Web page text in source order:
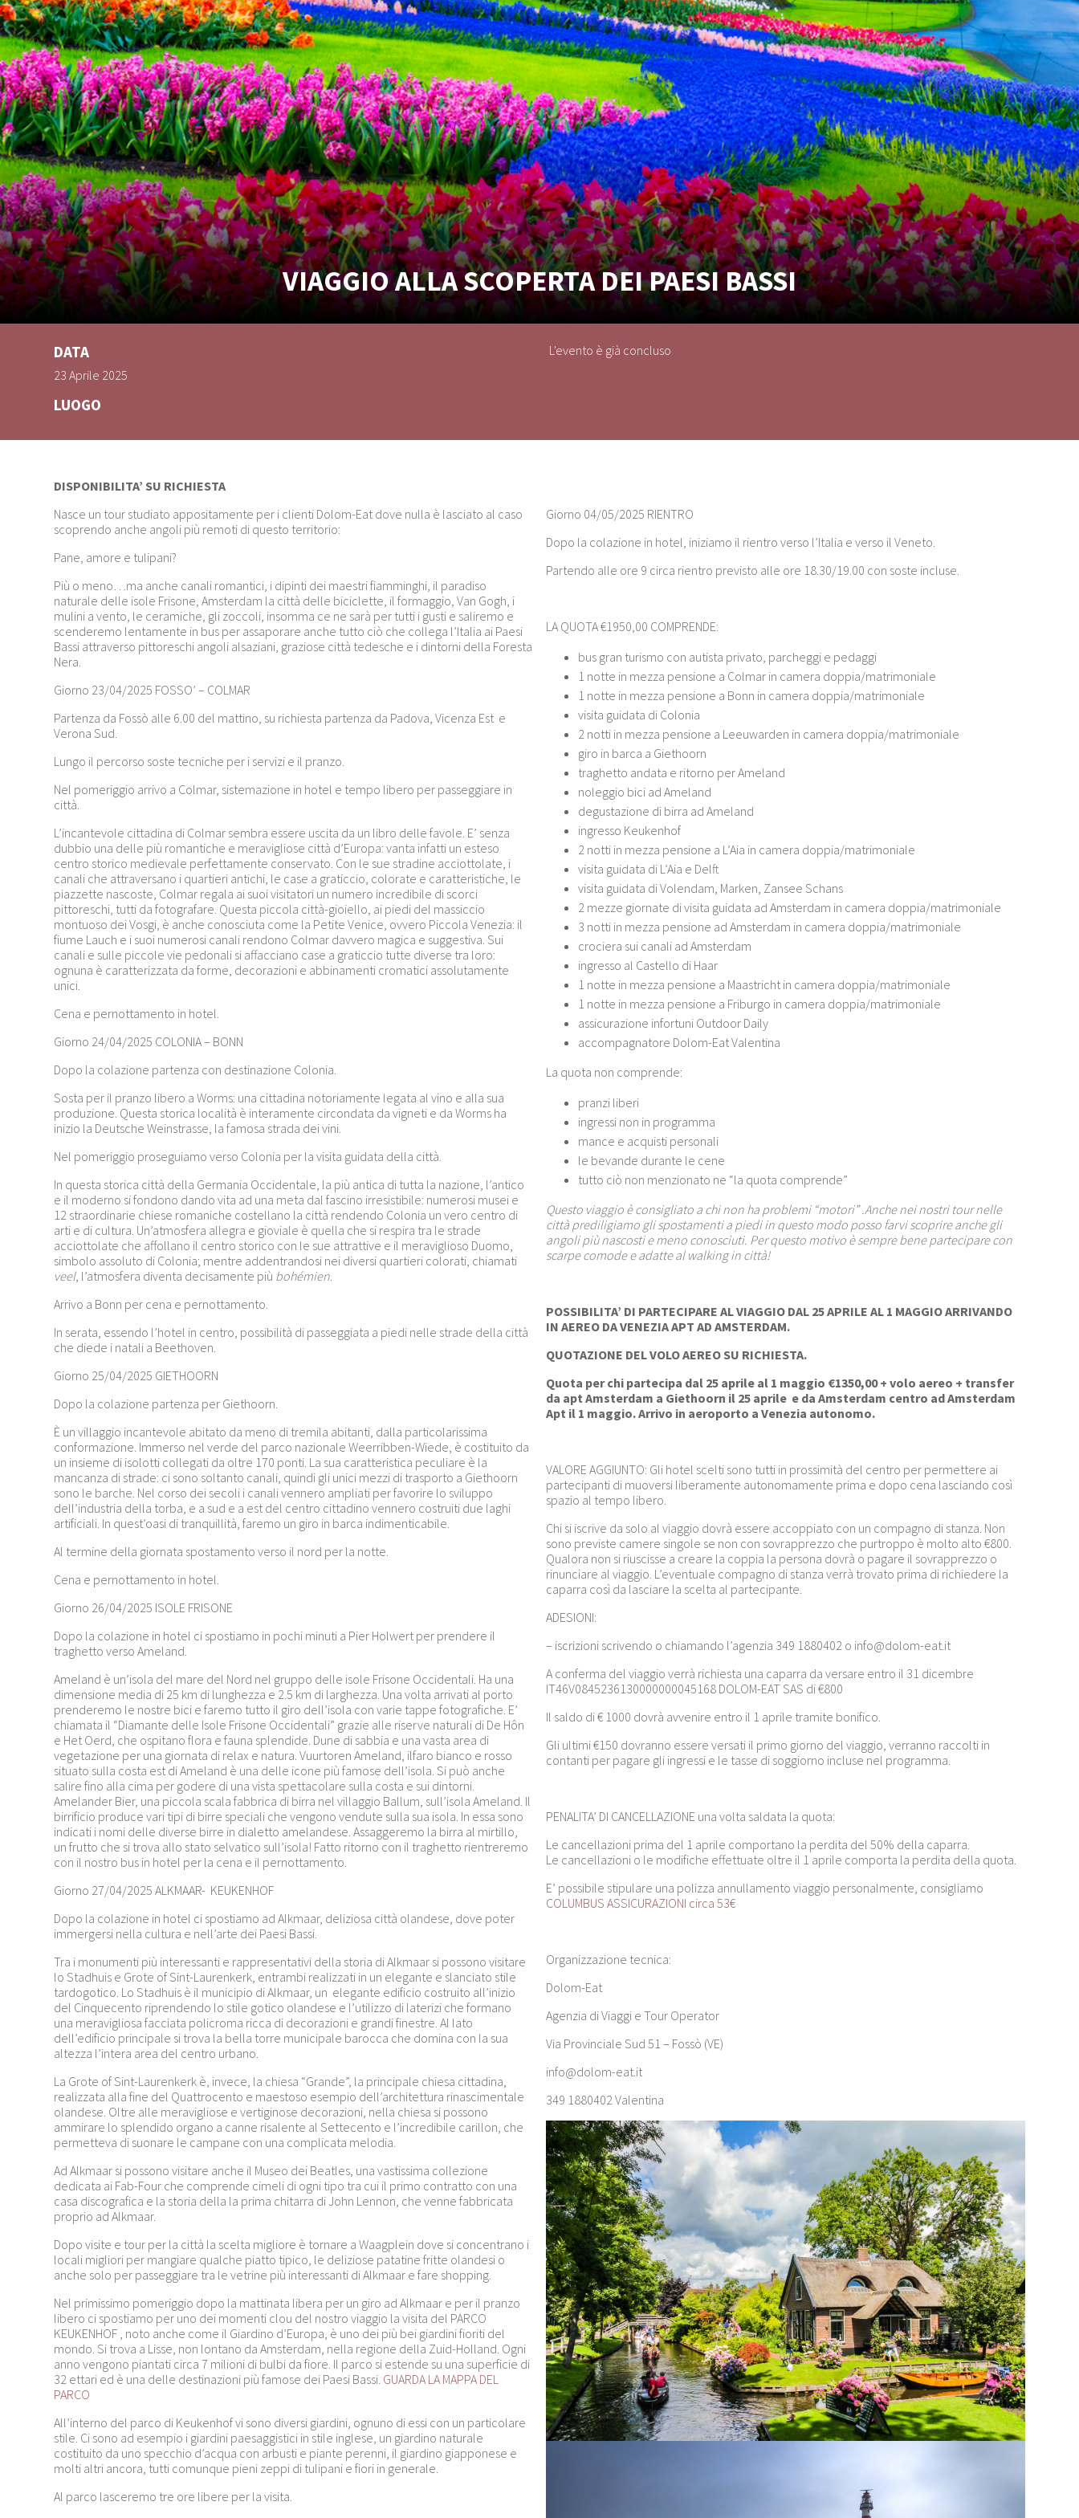
VIAGGIO ALLA SCOPERTA DEI PAESI BASSI
DATA
23 Aprile 2025
LUOGO
L'evento è già concluso
DISPONIBILITA’ SU RICHIESTA
Nasce un tour studiato appositamente per i clienti Dolom-Eat dove nulla è lasciato al caso
scoprendo anche angoli più remoti di questo territorio:
Pane, amore e tulipani?
Più o meno…ma anche canali romantici, i dipinti dei maestri fiamminghi, il paradiso
naturale delle isole Frisone, Amsterdam la città delle biciclette, il formaggio, Van Gogh, i
mulini a vento, le ceramiche, gli zoccoli, insomma ce ne sarà per tutti i gusti e saliremo e
scenderemo lentamente in bus per assaporare anche tutto ciò che collega l’Italia ai Paesi
Bassi attraverso pittoreschi angoli alsaziani, graziose città tedesche e i dintorni della Foresta
Nera.
Giorno 23/04/2025 FOSSO’ – COLMAR
Partenza da Fossò alle 6.00 del mattino, su richiesta partenza da Padova, Vicenza Est e
Verona Sud.
Lungo il percorso soste tecniche per i servizi e il pranzo.
Nel pomeriggio arrivo a Colmar, sistemazione in hotel e tempo libero per passeggiare in
città.
L’incantevole cittadina di Colmar sembra essere uscita da un libro delle favole. E’ senza
dubbio una delle più romantiche e meravigliose città d’Europa: vanta infatti un esteso
centro storico medievale perfettamente conservato. Con le sue stradine acciottolate, i
canali che attraversano i quartieri antichi, le case a graticcio, colorate e caratteristiche, le
piazzette nascoste, Colmar regala ai suoi visitatori un numero incredibile di scorci
pittoreschi, tutti da fotografare. Questa piccola città-gioiello, ai piedi del massiccio
montuoso dei Vosgi, è anche conosciuta come la Petite Venice, ovvero Piccola Venezia: il
fiume Lauch e i suoi numerosi canali rendono Colmar davvero magica e suggestiva. Sui
canali e sulle piccole vie pedonali si affacciano case a graticcio tutte diverse tra loro:
ognuna è caratterizzata da forme, decorazioni e abbinamenti cromatici assolutamente
unici.
Cena e pernottamento in hotel.
Giorno 24/04/2025 COLONIA – BONN
Dopo la colazione partenza con destinazione Colonia.
Sosta per il pranzo libero a Worms: una cittadina notoriamente legata al vino e alla sua
produzione. Questa storica località è interamente circondata da vigneti e da Worms ha
inizio la Deutsche Weinstrasse, la famosa strada dei vini.
Nel pomeriggio proseguiamo verso Colonia per la visita guidata della città.
In questa storica città della Germania Occidentale, la più antica di tutta la nazione, l’antico
e il moderno si fondono dando vita ad una meta dal fascino irresistibile: numerosi musei e
12 straordinarie chiese romaniche costellano la città rendendo Colonia un vero centro di
arti e di cultura. Un’atmosfera allegra e gioviale è quella che si respira tra le strade
acciottolate che affollano il centro storico con le sue attrattive e il meraviglioso Duomo,
simbolo assoluto di Colonia; mentre addentrandosi nei diversi quartieri colorati, chiamati
veel, l’atmosfera diventa decisamente più bohémien.
Arrivo a Bonn per cena e pernottamento.
In serata, essendo l’hotel in centro, possibilità di passeggiata a piedi nelle strade della città
che diede i natali a Beethoven.
Giorno 25/04/2025 GIETHOORN
Dopo la colazione partenza per Giethoorn.
È un villaggio incantevole abitato da meno di tremila abitanti, dalla particolarissima
conformazione. Immerso nel verde del parco nazionale Weerribben-Wiede, è costituito da
un insieme di isolotti collegati da oltre 170 ponti. La sua caratteristica peculiare è la
mancanza di strade: ci sono soltanto canali, quindi gli unici mezzi di trasporto a Giethoorn
sono le barche. Nel corso dei secoli i canali vennero ampliati per favorire lo sviluppo
dell’industria della torba, e a sud e a est del centro cittadino vennero costruiti due laghi
artificiali. In quest’oasi di tranquillità, faremo un giro in barca indimenticabile.
Al termine della giornata spostamento verso il nord per la notte.
Cena e pernottamento in hotel.
Giorno 26/04/2025 ISOLE FRISONE
Dopo la colazione in hotel ci spostiamo in pochi minuti a Pier Holwert per prendere il
traghetto verso Ameland.
Ameland è un’isola del mare del Nord nel gruppo delle isole Frisone Occidentali. Ha una
dimensione media di 25 km di lunghezza e 2.5 km di larghezza. Una volta arrivati al porto
prenderemo le nostre bici e faremo tutto il giro dell’isola con varie tappe fotografiche. E’
chiamata il “Diamante delle Isole Frisone Occidentali” grazie alle riserve naturali di De Hôn
e Het Oerd, che ospitano flora e fauna splendide. Dune di sabbia e una vasta area di
vegetazione per una giornata di relax e natura. Vuurtoren Ameland, ilfaro bianco e rosso
situato sulla costa est di Ameland è una delle icone più famose dell’isola. Si può anche
salire fino alla cima per godere di una vista spettacolare sulla costa e sui dintorni.
Amelander Bier, una piccola scala fabbrica di birra nel villaggio Ballum, sull’isola Ameland. Il
birrificio produce vari tipi di birre speciali che vengono vendute sulla sua isola. In essa sono
indicati i nomi delle diverse birre in dialetto amelandese. Assaggeremo la birra al mirtillo,
un frutto che si trova allo stato selvatico sull’isola! Fatto ritorno con il traghetto rientreremo
con il nostro bus in hotel per la cena e il pernottamento.
Giorno 27/04/2025 ALKMAAR- KEUKENHOF
Dopo la colazione in hotel ci spostiamo ad Alkmaar, deliziosa città olandese, dove poter
immergersi nella cultura e nell’arte dei Paesi Bassi.
Tra i monumenti più interessanti e rappresentativi della storia di Alkmaar si possono visitare
lo Stadhuis e Grote of Sint-Laurenkerk, entrambi realizzati in un elegante e slanciato stile
tardogotico. LoStadhuis è il municipio di Alkmaar, un elegante edificio costruito all’inizio
del Cinquecento riprendendo lo stile gotico olandese e l’utilizzo di laterizi che formano
una meravigliosa facciata policroma ricca di decorazioni e grandi finestre. Al lato
dell’edificio principale si trova la bella torre municipale barocca che domina con la sua
altezza l’intera area del centro urbano.
La Grote of Sint-Laurenkerk è, invece, la chiesa “Grande”, la principale chiesa cittadina,
realizzata alla fine del Quattrocento e maestoso esempio dell’architettura rinascimentale
olandese. Oltre alle meravigliose e vertiginose decorazioni, nella chiesa si possono
ammirare lo splendido organo a canne risalente al Settecento e l’incredibile carillon, che
permetteva di suonare le campane con una complicata melodia.
Ad Alkmaar si possono visitare anche il Museo dei Beatles, una vastissima collezione
dedicata ai Fab-Four che comprende cimeli di ogni tipo tra cui il primo contratto con una
casa discografica e la storia della la prima chitarra di John Lennon, che venne fabbricata
proprio ad Alkmaar.
Dopo visite e tour per la città la scelta migliore è tornare a Waagplein dove si concentrano i
locali migliori per mangiare qualche piatto tipico, le deliziose patatine fritte olandesi o
anche solo per passeggiare tra le vetrine più interessanti di Alkmaar e fare shopping.
Nel primissimo pomeriggio dopo la mattinata libera per un giro ad Alkmaar e per il pranzo
libero ci spostiamo per uno dei momenti clou del nostro viaggio la visita del PARCO
KEUKENHOF , noto anche come il Giardino d’Europa, è uno dei più bei giardini fioriti del
mondo. Si trova a Lisse, non lontano da Amsterdam, nella regione della Zuid-Holland. Ogni
anno vengono piantati circa 7 milioni di bulbi da fiore. Il parco si estende su una superficie di
32 ettari ed è una delle destinazioni più famose dei Paesi Bassi. GUARDA LA MAPPA DEL
PARCO
All’interno del parco di Keukenhof vi sono diversi giardini, ognuno di essi con un particolare
stile. Ci sono ad esempio i giardini paesaggistici in stile inglese, un giardino naturale
costituito da uno specchio d’acqua con arbusti e piante perenni, il giardino giapponese e
molti altri ancora, tutti comunque pieni zeppi di tulipani e fiori in generale.
Al parco lasceremo tre ore libere per la visita.
Giorno 04/05/2025 RIENTRO
Dopo la colazione in hotel, iniziamo il rientro verso l’Italia e verso il Veneto.
Partendo alle ore 9 circa rientro previsto alle ore 18.30/19.00 con soste incluse.
LA QUOTA €1950,00 COMPRENDE:
bus gran turismo con autista privato, parcheggi e pedaggi
1 notte in mezza pensione a Colmar in camera doppia/matrimoniale
1 notte in mezza pensione a Bonn in camera doppia/matrimoniale
visita guidata di Colonia
2 notti in mezza pensione a Leeuwarden in camera doppia/matrimoniale
giro in barca a Giethoorn
traghetto andata e ritorno per Ameland
noleggio bici ad Ameland
degustazione di birra ad Ameland
ingresso Keukenhof
2 notti in mezza pensione a L’Aia in camera doppia/matrimoniale
visita guidata di L’Aia e Delft
visita guidata di Volendam, Marken, Zansee Schans
2 mezze giornate di visita guidata ad Amsterdam in camera doppia/matrimoniale
3 notti in mezza pensione ad Amsterdam in camera doppia/matrimoniale
crociera sui canali ad Amsterdam
ingresso al Castello di Haar
1 notte in mezza pensione a Maastricht in camera doppia/matrimoniale
1 notte in mezza pensione a Friburgo in camera doppia/matrimoniale
assicurazione infortuni Outdoor Daily
accompagnatore Dolom-Eat Valentina
La quota non comprende:
pranzi liberi
ingressi non in programma
mance e acquisti personali
le bevande durante le cene
tutto ciò non menzionato ne “la quota comprende”
Questo viaggio è consigliato a chi non ha problemi “motori” .Anche nei nostri tour nelle
città prediligiamo gli spostamenti a piedi in questo modo posso farvi scoprire anche gli
angoli più nascosti e meno conosciuti. Per questo motivo è sempre bene partecipare con
scarpe comode e adatte al walking in città!
POSSIBILITA’ DI PARTECIPARE AL VIAGGIO DAL 25 APRILE AL 1 MAGGIO ARRIVANDO
IN AEREO DA VENEZIA APT AD AMSTERDAM.
QUOTAZIONE DEL VOLO AEREO SU RICHIESTA.
Quota per chi partecipa dal 25 aprile al 1 maggio €1350,00 + volo aereo + transfer
da apt Amsterdam a Giethoorn il 25 aprile e da Amsterdam centro ad Amsterdam
Apt il 1 maggio. Arrivo in aeroporto a Venezia autonomo.
VALORE AGGIUNTO: Gli hotel scelti sono tutti in prossimità del centro per permettere ai
partecipanti di muoversi liberamente autonomamente prima e dopo cena lasciando così
spazio al tempo libero.
Chi si iscrive da solo al viaggio dovrà essere accoppiato con un compagno di stanza. Non
sono previste camere singole se non con sovrapprezzo che purtroppo è molto alto €800.
Qualora non si riuscisse a creare la coppia la persona dovrà o pagare il sovrapprezzo o
rinunciare al viaggio. L’eventuale compagno di stanza verrà trovato prima di richiedere la
caparra così da lasciare la scelta al partecipante.
ADESIONI:
– iscrizioni scrivendo o chiamando l’agenzia 349 1880402 o info@dolom-eat.it
A conferma del viaggio verrà richiesta una caparra da versare entro il 31 dicembre
IT46V0845236130000000045168 DOLOM-EAT SAS di €800
Il saldo di € 1000 dovrà avvenire entro il 1 aprile tramite bonifico.
Gli ultimi €150 dovranno essere versati il primo giorno del viaggio, verranno raccolti in
contanti per pagare gli ingressi e le tasse di soggiorno incluse nel programma.
PENALITA’ DI CANCELLAZIONE una volta saldata la quota:
Le cancellazioni prima del 1 aprile comportano la perdita del 50% della caparra.
Le cancellazioni o le modifiche effettuate oltre il 1 aprile comporta la perdita della quota.
E’ possibile stipulare una polizza annullamento viaggio personalmente, consigliamo
COLUMBUS ASSICURAZIONI circa 53€
Organizzazione tecnica:
Dolom-Eat
Agenzia di Viaggi e Tour Operator
Via Provinciale Sud 51 – Fossò (VE)
info@dolom-eat.it
349 1880402 Valentina